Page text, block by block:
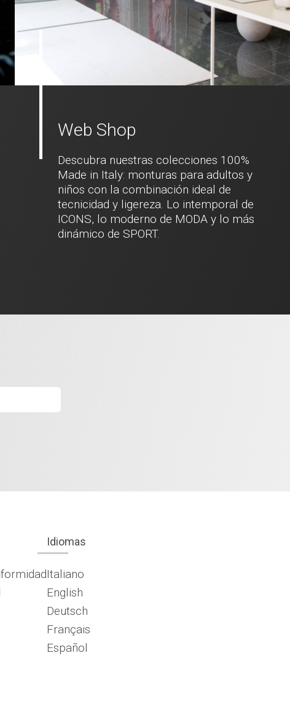
Web Shop
Descubra nuestras colecciones 100%
Made in Italy: monturas para adultos y
niños con la combinación ideal de
tecnicidad y ligereza. Lo intemporal de
ICONS, lo moderno de MODA y lo más
dinámico de SPORT.
Idiomas
Italiano
English
Deutsch
Français
Español